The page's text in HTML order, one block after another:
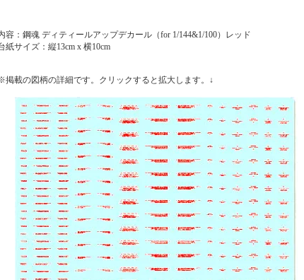
容：鋼魂 ディティールアップデカール（for 1/144&1/100）レッド
紙サイズ：縦13cm x 横10cm
掲載の図柄の詳細です。クリックすると拡大します。↓